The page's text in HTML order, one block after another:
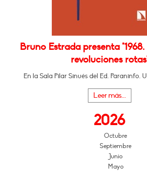
Bruno Estrada presenta
revoluciones
En la Sala Pilar Sinués del Ed. Paraninfo.
Leer más...
2026
Octubre
Septiembre
Junio
Mayo